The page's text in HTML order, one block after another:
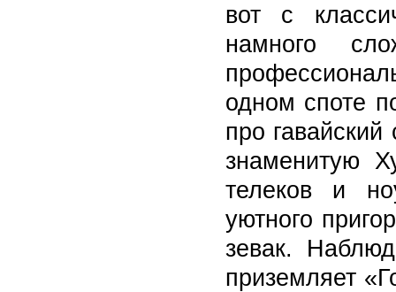
вот с
намного
одном споте
про
знаменитую
телеков и
уютного
зевак.
приземляет